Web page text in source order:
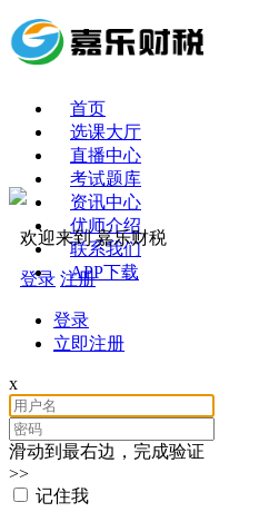
首页
选课大厅
直播中心
考试题库
资讯中心
优师介绍
联系我们
APP下载
欢迎来到 嘉乐财税
登录 注册
登录
立即注册
x
滑动到最右边，完成验证
>>
记住我